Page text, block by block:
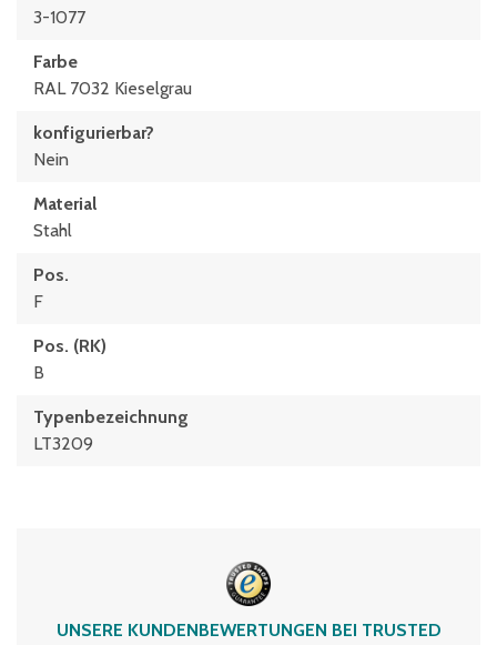
3-1077
Farbe
RAL 7032 Kieselgrau
konfigurierbar?
Nein
Material
Stahl
Pos.
F
Pos. (RK)
B
Typenbezeichnung
LT3209
UNSERE KUNDENBEWERTUNGEN BEI TRUSTED